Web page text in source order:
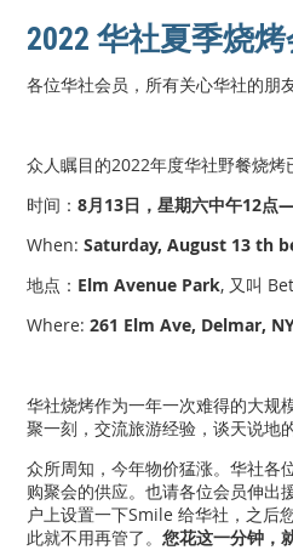
2022 华社夏季烧
各位华社会员，所有关心华社的朋
众人瞩目的2022年度华社野餐烧烤
时间： 8月13日，星期六中午12点
When: Saturday, August 13 th
地点： Elm Avenue Park, 又叫
Where: 261 Elm Ave, Delmar,
华社烧烤作为一年一次难得的大规
聚一刻，交流旅游经验，谈天说地
众所周知，今年物价猛涨。华社各
购聚会的供应。也请各位会员伸出
户上设置一下Smile 给华社，之后
此就不用再管了。 您花这一分钟，